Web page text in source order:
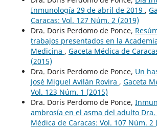
Inmunología 29 de abril de 2019 ,
Caracas: Vol. 127 Núm. 2 (2019)
Dra. Doris Perdomo de Ponce,
trabajos presentados en la
Medicina , Gaceta Médica de
(2015)
Dra. Doris Perdomo de Ponce, Un
José Miguel Avilán Rovira , Gaceta
Vol. 123 Núm. 1 (2015)
Dra. Doris Perdomo de Ponce,
ambrosía en el asma del adulto Dra.
Médica de Caracas: Vol. 107 Núm. 2